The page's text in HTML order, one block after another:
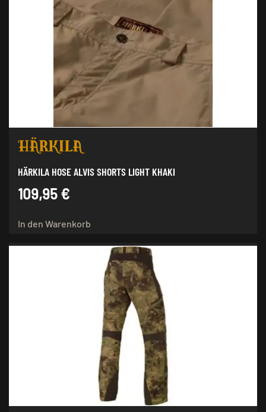
auf.
Die
Optionen
können
auf
der
Produktseite
HÄRKILA HOSE ALVIS SHORTS LIGHT KHAKI
109,95 €
In den Warenkorb